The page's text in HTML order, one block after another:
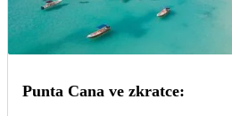
Punta Cana ve zkratce: